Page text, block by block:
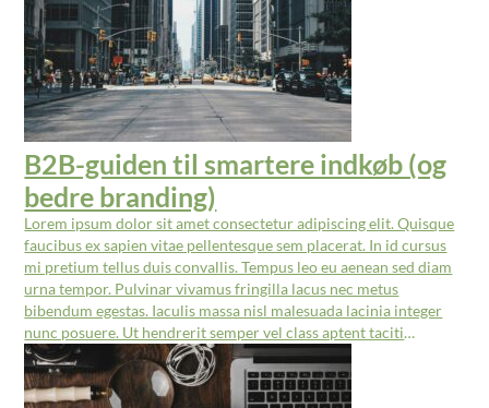
B2B-guiden til smartere indkøb (og
bedre branding)
Lorem ipsum dolor sit amet consectetur adipiscing elit. Quisque
faucibus ex sapien vitae pellentesque sem placerat. In id cursus
mi pretium tellus duis convallis. Tempus leo eu aenean sed diam
urna tempor. Pulvinar vivamus fringilla lacus nec metus
bibendum egestas. Iaculis massa nisl malesuada lacinia integer
nunc posuere. Ut hendrerit semper vel class aptent taciti
sociosqu. Ad litora torquent per conubia nostra inceptos
himenaeos.